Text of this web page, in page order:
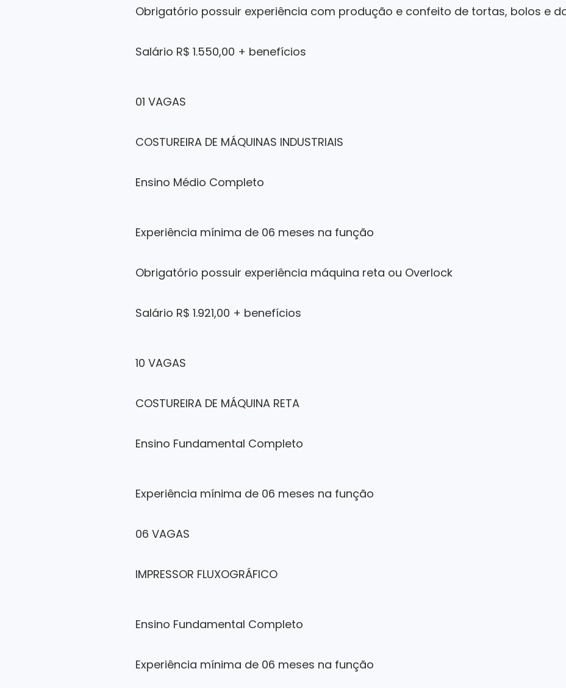
Obrigatório possuir experiência com produção e confeito de tortas, bolos e
Salário R$ 1.550,00 + benefícios
01 VAGAS
COSTUREIRA DE MÁQUINAS INDUSTRIAIS
Ensino Médio Completo
Experiência mínima de 06 meses na função
Obrigatório possuir experiência máquina reta ou Overlock
Salário R$ 1.921,00 + benefícios
10 VAGAS
COSTUREIRA DE MÁQUINA RETA
Ensino Fundamental Completo
Experiência mínima de 06 meses na função
06 VAGAS
IMPRESSOR FLUXOGRÁFICO
Ensino Fundamental Completo
Experiência mínima de 06 meses na função